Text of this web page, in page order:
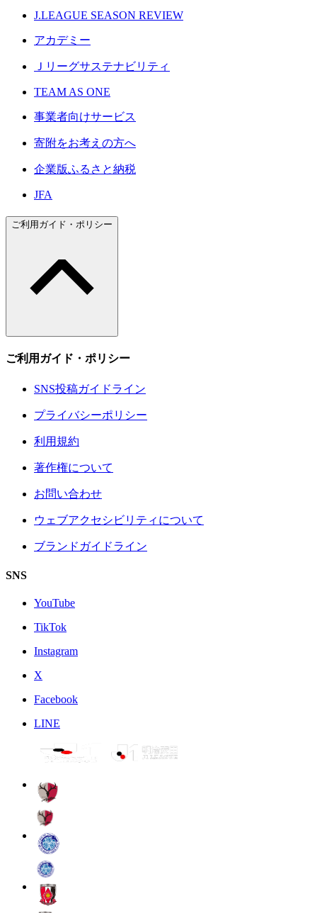
J.LEAGUE SEASON REVIEW
アカデミー
Ｊリーグサステナビリティ
TEAM AS ONE
事業者向けサービス
寄附をお考えの方へ
企業版ふるさと納税
JFA
ご利用ガイド・ポリシー
ご利用ガイド・ポリシー
SNS投稿ガイドライン
プライバシーポリシー
利用規約
著作権について
お問い合わせ
ウェブアクセシビリティについて
ブランドガイドライン
SNS
YouTube
TikTok
Instagram
X
Facebook
LINE